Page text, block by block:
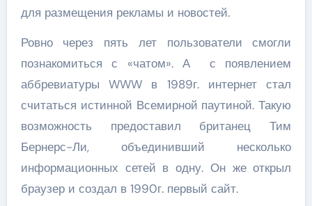
для размещения рекламы и новостей.
Ровно через пять лет пользователи смогли
познакомиться с «чатом». А с появлением
аббревиатуры WWW в 1989г. интернет стал
считаться истинной Всемирной паутиной. Такую
возможность предоставил британец Тим
Бернерс-Ли, объединивший несколько
информационных сетей в одну. Он же открыл
браузер и создал в 1990г. первый сайт.